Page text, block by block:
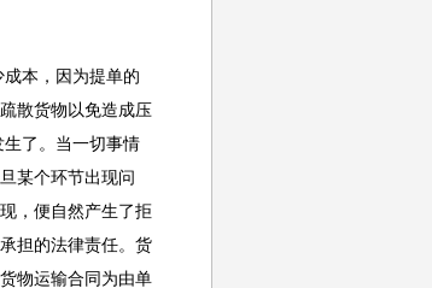
本，因为提单的
散货物以免造成压
了。当一切事情
某个环节出现问
，便自然产生了拒
担的法律责任。货
物运输合同为由单